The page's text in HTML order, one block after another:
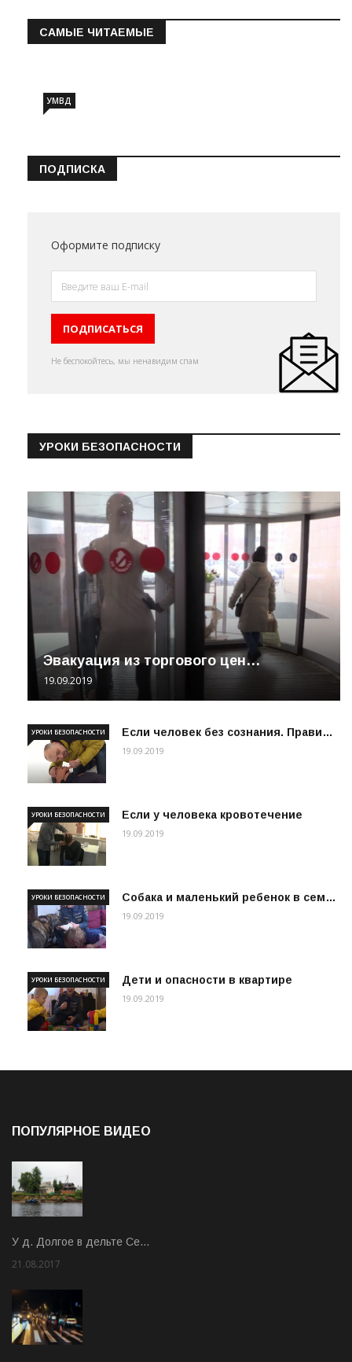
САМЫЕ ЧИТАЕМЫЕ
УМВД
ПОДПИСКА
Оформите подписку
Не беспокойтесь, мы ненавидим спам
УРОКИ БЕЗОПАСНОСТИ
Эвакуация из торгового цен…
19.09.2019
Если человек без сознания. Прави…
УРОКИ БЕЗОПАСНОСТИ
19.09.2019
Если у человека кровотечение
УРОКИ БЕЗОПАСНОСТИ
19.09.2019
Собака и маленький ребенок в сем…
УРОКИ БЕЗОПАСНОСТИ
19.09.2019
Дети и опасности в квартире
УРОКИ БЕЗОПАСНОСТИ
19.09.2019
ПОПУЛЯРНОЕ ВИДЕО
У д. Долгое в дельте Се…
21.08.2017